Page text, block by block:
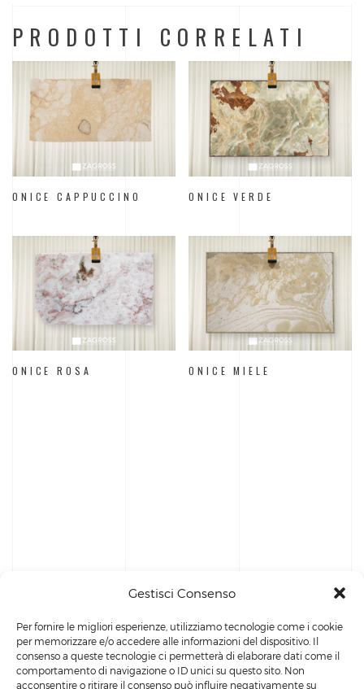
Gestisci Consenso
Per fornire le migliori esperienze, utilizziamo tecnologie come i cookie
per memorizzare e/o accedere alle informazioni del dispositivo. Il
consenso a queste tecnologie ci permetterà di elaborare dati come il
comportamento di navigazione o ID unici su questo sito. Non
acconsentire o ritirare il consenso può influire negativamente su
PRODOTTI CORRELATI
ONICE CAPPUCCINO ONICE VERDE
ONICE ROSA ONICE MIELE